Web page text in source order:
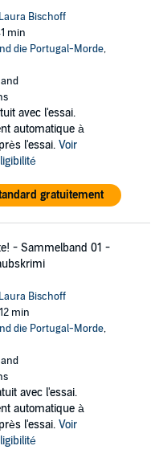
Bischoff
min
die Portugal-Morde,
avec l'essai.
automatique à
l'essai. Voir
gratuitement
- Sammelband 01 -
Bischoff
min
die Portugal-Morde,
avec l'essai.
automatique à
l'essai. Voir